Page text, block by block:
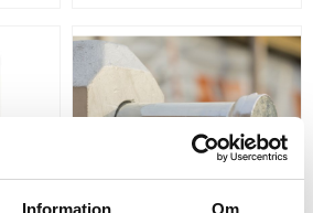
Information Om